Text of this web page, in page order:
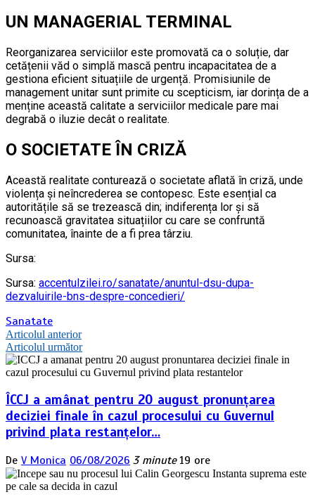
UN MANAGERIAL TERMINAL
Reorganizarea serviciilor este promovată ca o soluție, dar
cetățenii văd o simplă mască pentru incapacitatea de a
gestiona eficient situațiile de urgență. Promisiunile de
management unitar sunt primite cu scepticism, iar dorința de a
menține această calitate a serviciilor medicale pare mai
degrabă o iluzie decât o realitate.
O SOCIETATE ÎN CRIZĂ
Această realitate conturează o societate aflată în criză, unde
violența și neîncrederea se contopesc. Este esențial ca
autoritățile să se trezească din; indiferența lor și să
recunoască gravitatea situațiilor cu care se confruntă
comunitatea, înainte de a fi prea târziu.
Sursa:
Sursa: accentulzilei.ro/sanatate/anuntul-dsu-dupa-
dezvaluirile-bns-despre-concedieri/
Sanatate
Navigare
în
articole
Articolul anterior
Articolul următor
ÎCCJ a amânat pentru 20 august pronunțarea
deciziei finale în cazul procesului cu Guvernul
privind plata restanțelor…
De V Monica 06/08/2026 3 minute 19 ore